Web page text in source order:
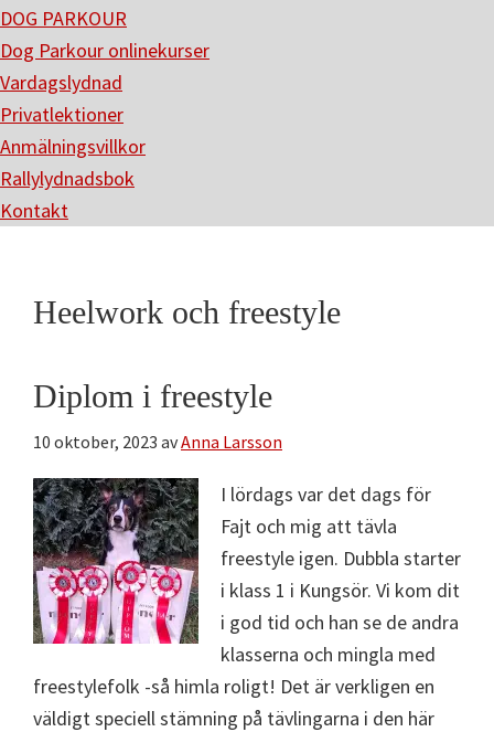
DOG PARKOUR
Dog Parkour onlinekurser
Vardagslydnad
Privatlektioner
Anmälningsvillkor
Rallylydnadsbok
Kontakt
Heelwork och freestyle
Diplom i freestyle
10 oktober, 2023 avAnna Larsson
I lördags var det dags för
Fajt och mig att tävla
freestyle igen. Dubbla starter
i klass 1 i Kungsör. Vi kom dit
i god tid och han se de andra
klasserna och mingla med
freestylefolk -så himla roligt! Det är verkligen en
väldigt speciell stämning på tävlingarna i den här